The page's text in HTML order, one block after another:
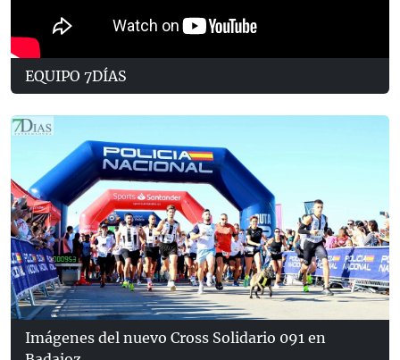
EQUIPO 7DÍAS
Imágenes del nuevo Cross Solidario 091 en